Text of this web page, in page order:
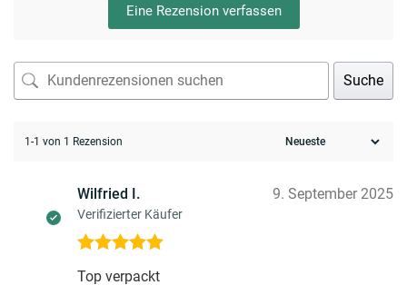
Eine Rezension verfassen
Suche
1-1 von 1 Rezension
Wilfried I.
Verifizierter Käufer
9. September 2025
5von 5
Top verpackt